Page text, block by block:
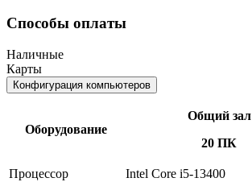
Способы оплаты
Наличные
Карты
Конфигурация компьютеров
Оборудование
Общий зал
20 ПК
Процессор
Intel Core i5-13400